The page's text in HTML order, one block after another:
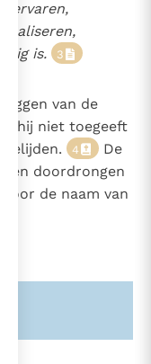
ervaren,
is. 3
van de
hij niet toegeeft
belijden. 4
De
doordrongen
voor de naam van